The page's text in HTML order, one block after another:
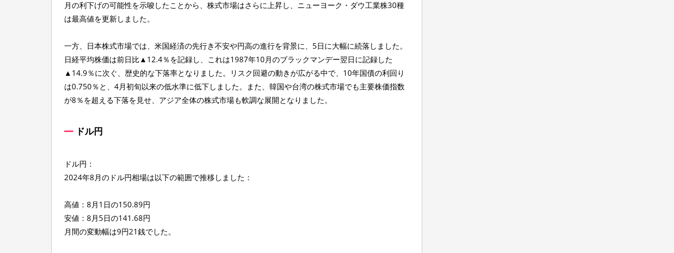
月の利下げの可能性を示唆したことから、株式市場はさらに上昇し、ニューヨーク・ダウ工業株30種
は最高値を更新しました。
一方、日本株式市場では、米国経済の先行き不安や円高の進行を背景に、5日に大幅に続落しました。
日経平均株価は前日比▲12.4％を記録し、これは1987年10月のブラックマンデー翌日に記録した
▲14.9％に次ぐ、歴史的な下落率となりました。リスク回避の動きが広がる中で、10年国債の利回り
は0.750％と、4月初旬以来の低水準に低下しました。また、韓国や台湾の株式市場でも主要株価指数
が8％を超える下落を見せ、アジア全体の株式市場も軟調な展開となりました。
ドル円
ドル円：
2024年8月のドル円相場は以下の範囲で推移しました：
高値：8月1日の150.89円
安値：8月5日の141.68円
月間の変動幅は9円21銭でした。